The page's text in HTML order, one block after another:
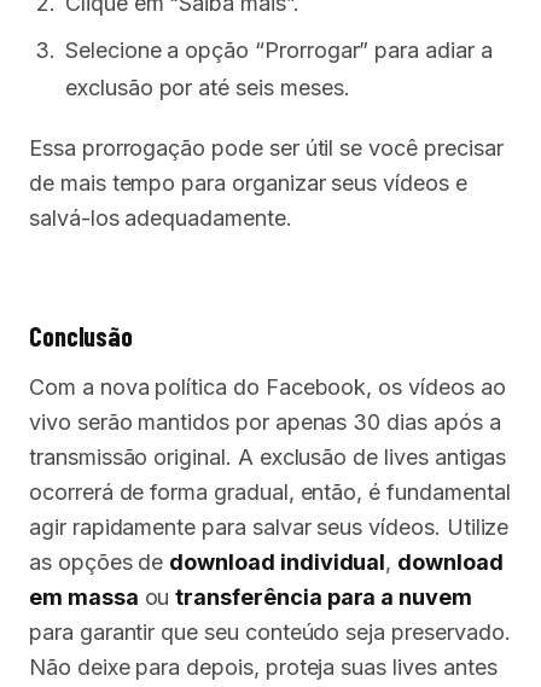
Selecione a opção “Prorrogar” para adiar a
exclusão por até seis meses.
Essa prorrogação pode ser útil se você precisar
de mais tempo para organizar seus vídeos e
salvá-los adequadamente.
Conclusão
Com a nova política do Facebook, os vídeos ao
vivo serão mantidos por apenas 30 dias após a
transmissão original. A exclusão de lives antigas
ocorrerá de forma gradual, então, é fundamental
agir rapidamente para salvar seus vídeos. Utilize
as opções de download individual, download
em massa outransferência para a nuvem
para garantir que seu conteúdo seja preservado.
Não deixe para depois, proteja suas lives antes